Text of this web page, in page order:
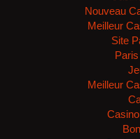
Nouveau
Meilleur
Site
Meilleur